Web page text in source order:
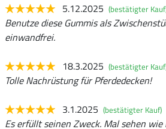
5.12.2025 (bestätigter
Benutze diese Gummis als
einwandfrei.
18.3.2025 (bestätigter
Tolle Nachrüstung für Pferdedecken!
3.1.2025 (bestätigter Kauf)
Es erfüllt seinen Zweck. Mal sehen wie